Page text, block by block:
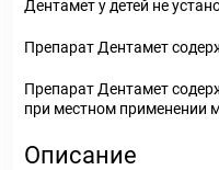
Дентамет у детей не
Препарат Дентамет
Препарат Дентамет
при местном применении
Описание